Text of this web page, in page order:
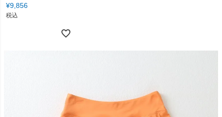
¥9,856
税込